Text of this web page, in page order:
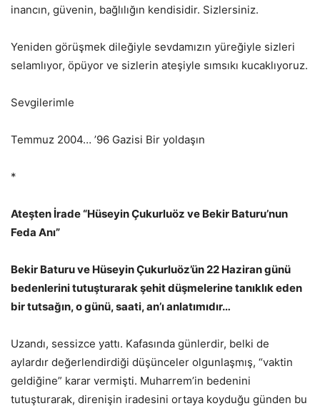
inancın, güvenin, bağlılığın kendisidir. Sizlersiniz.
Yeniden görüşmek dileğiyle sevdamızın yüreğiyle sizleri
selamlıyor, öpüyor ve sizlerin ateşiyle sımsıkı kucaklıyoruz.
Sevgilerimle
Temmuz 2004… ’96 Gazisi Bir yoldaşın
*
Ateşten İrade “Hüseyin Çukurluöz ve Bekir Baturu’nun
Feda Anı”
Bekir Baturu ve Hüseyin Çukurluöz’ün 22 Haziran günü
bedenlerini tutuşturarak şehit düşmelerine tanıklık eden
bir tutsağın, o günü, saati, an’ı anlatımıdır…
Uzandı, sessizce yattı. Kafasında günlerdir, belki de
aylardır değerlendirdiği düşünceler olgunlaşmış, “vaktin
geldiğine” karar vermişti. Muharrem’in bedenini
tutuşturarak, direnişin iradesini ortaya koyduğu günden bu